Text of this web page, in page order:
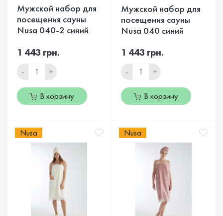
Мужской набор для
посещения сауны
Nusa 040-2 синий
1 443 грн.
- +
В корзину
Мужской набор для
посещения сауны
Nusa 040 синий
1 443 грн.
- +
В корзину
Nusa Nusa